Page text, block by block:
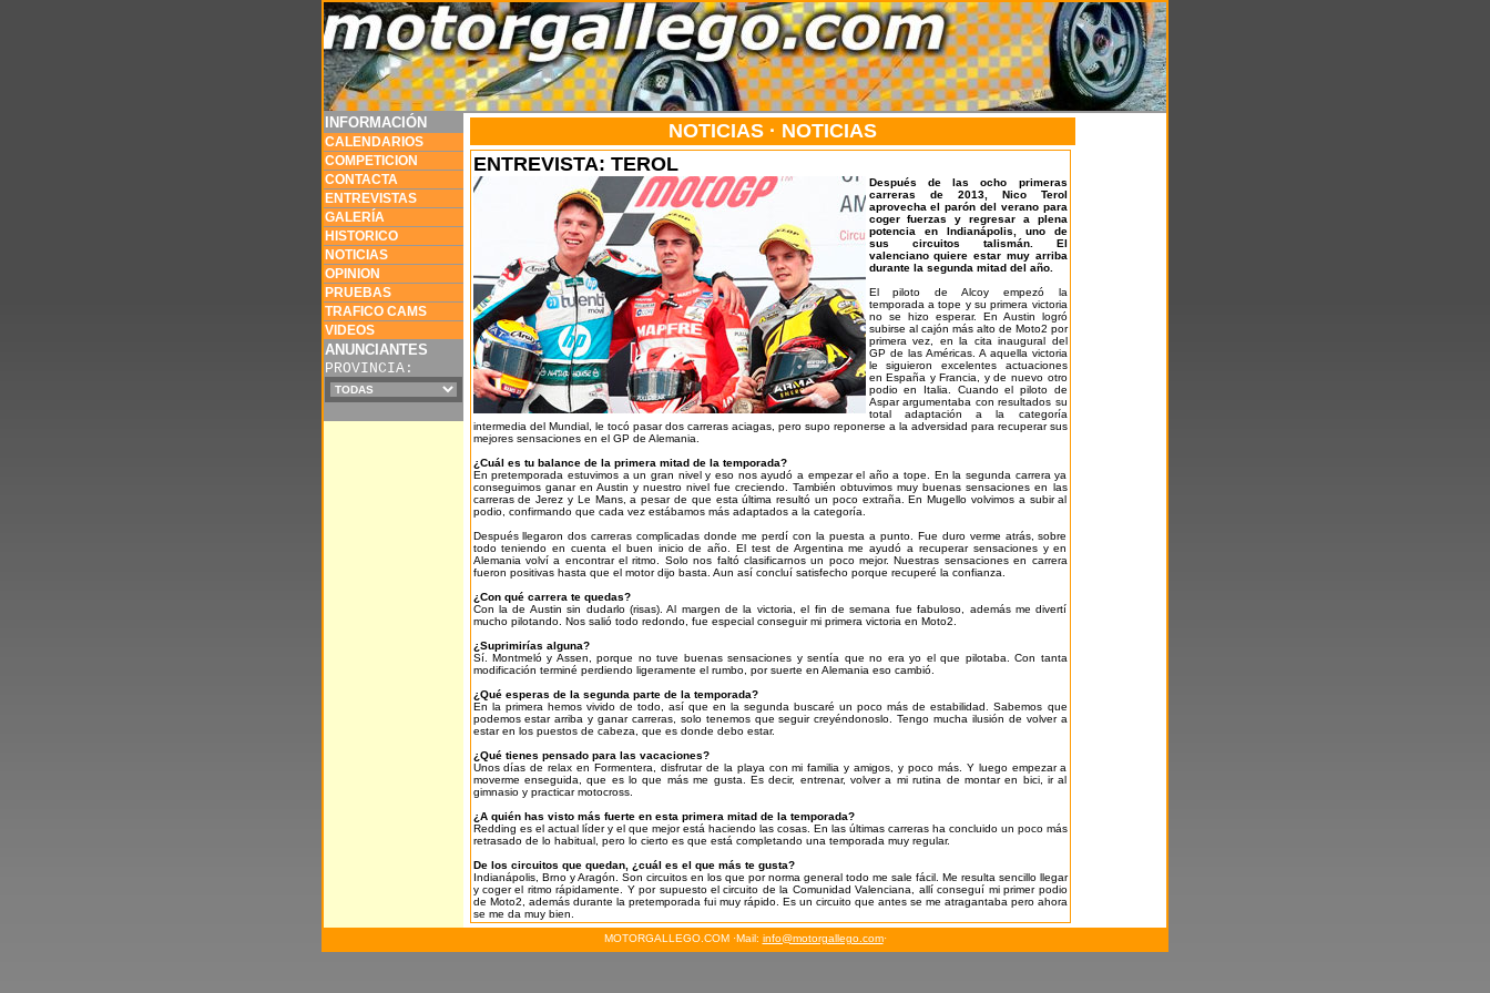
INFORMACIÓN
CALENDARIOS
COMPETICION
CONTACTA
ENTREVISTAS
GALERÍA
HISTORICO
NOTICIAS
OPINION
PRUEBAS
TRAFICO CAMS
VIDEOS
ANUNCIANTES
PROVINCIA:
NOTICIAS · NOTICIAS
ENTREVISTA: TEROL
Después de las ocho primeras
carreras de 2013, Nico Terol
aprovecha el parón del verano para
coger fuerzas y regresar a plena
potencia en Indianápolis, uno de
sus circuitos talismán. El
valenciano quiere estar muy arriba
durante la segunda mitad del año.
El piloto de Alcoy empezó la
temporada a tope y su primera victoria
no se hizo esperar. En Austin logró
subirse al cajón más alto de Moto2 por
primera vez, en la cita inaugural del
GP de las Américas. A aquella victoria
le siguieron excelentes actuaciones
en España y Francia, y de nuevo otro
podio en Italia. Cuando el piloto de
Aspar argumentaba con resultados su
total adaptación a la categoría
intermedia del Mundial, le tocó pasar dos carreras aciagas, pero supo reponerse a la adversidad para recuperar sus
mejores sensaciones en el GP de Alemania.
¿Cuál es tu balance de la primera mitad de la temporada?
En pretemporada estuvimos a un gran nivel y eso nos ayudó a empezar el año a tope. En la segunda carrera ya
conseguimos ganar en Austin y nuestro nivel fue creciendo. También obtuvimos muy buenas sensaciones en las
carreras de Jerez y Le Mans, a pesar de que esta última resultó un poco extraña. En Mugello volvimos a subir al
podio, confirmando que cada vez estábamos más adaptados a la categoría.
Después llegaron dos carreras complicadas donde me perdí con la puesta a punto. Fue duro verme atrás, sobre
todo teniendo en cuenta el buen inicio de año. El test de Argentina me ayudó a recuperar sensaciones y en
Alemania volví a encontrar el ritmo. Solo nos faltó clasificarnos un poco mejor. Nuestras sensaciones en carrera
fueron positivas hasta que el motor dijo basta. Aun así concluí satisfecho porque recuperé la confianza.
¿Con qué carrera te quedas?
Con la de Austin sin dudarlo (risas). Al margen de la victoria, el fin de semana fue fabuloso, además me divertí
mucho pilotando. Nos salió todo redondo, fue especial conseguir mi primera victoria en Moto2.
¿Suprimirías alguna?
Sí. Montmeló y Assen, porque no tuve buenas sensaciones y sentía que no era yo el que pilotaba. Con tanta
modificación terminé perdiendo ligeramente el rumbo, por suerte en Alemania eso cambió.
¿Qué esperas de la segunda parte de la temporada?
En la primera hemos vivido de todo, así que en la segunda buscaré un poco más de estabilidad. Sabemos que
podemos estar arriba y ganar carreras, solo tenemos que seguir creyéndonoslo. Tengo mucha ilusión de volver a
estar en los puestos de cabeza, que es donde debo estar.
¿Qué tienes pensado para las vacaciones?
Unos días de relax en Formentera, disfrutar de la playa con mi familia y amigos, y poco más. Y luego empezar a
moverme enseguida, que es lo que más me gusta. Es decir, entrenar, volver a mi rutina de montar en bici, ir al
gimnasio y practicar motocross.
¿A quién has visto más fuerte en esta primera mitad de la temporada?
Redding es el actual líder y el que mejor está haciendo las cosas. En las últimas carreras ha concluido un poco más
retrasado de lo habitual, pero lo cierto es que está completando una temporada muy regular.
De los circuitos que quedan, ¿cuál es el que más te gusta?
Indianápolis, Brno y Aragón. Son circuitos en los que por norma general todo me sale fácil. Me resulta sencillo llegar
y coger el ritmo rápidamente. Y por supuesto el circuito de la Comunidad Valenciana, allí conseguí mi primer podio
de Moto2, además durante la pretemporada fui muy rápido. Es un circuito que antes se me atragantaba pero ahora
se me da muy bien.
MOTORGALLEGO.COM ·Mail: info@motorgallego.com·